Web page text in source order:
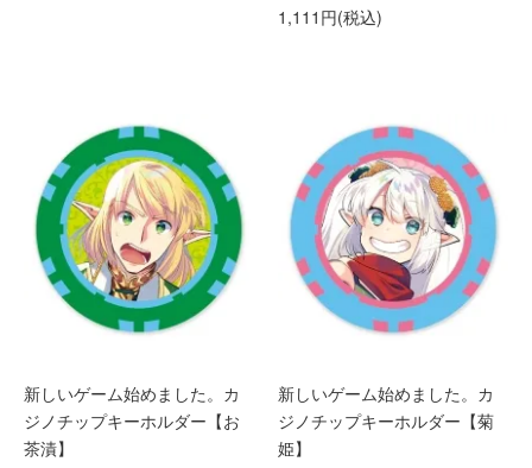
1,111円(税込)
新しいゲーム始めました。カ
ジノチップキーホルダー【お
茶漬】
新しいゲーム始めました。カ
ジノチップキーホルダー【菊
姫】